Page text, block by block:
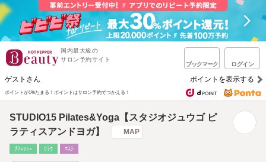
国内最大級の
サロン予約サイト
ブックマーク ログイン
ゲストさん ポイントを表示する
ポイントが1%たまる！ ポイントはサロン予約でつかえる！
STUDIO15 Pilates&Yoga【スタジオジュウゴ ピ
ラティスアンドヨガ】
MAP
ﾘﾌﾚｯｼｭ ﾘﾗｸ ｴｽﾃ